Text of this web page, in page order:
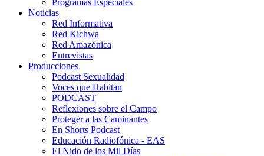
Programas Especiales
Noticias
Red Informativa
Red Kichwa
Red Amazónica
Entrevistas
Producciones
Podcast Sexualidad
Voces que Habitan
PODCAST
Reflexiones sobre el Campo
Proteger a las Caminantes
En Shorts Podcast
Educación Radiofónica - EAS
El Nido de los Mil Días